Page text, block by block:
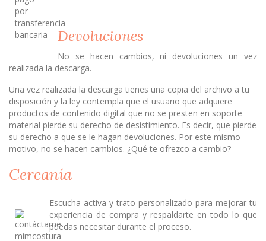
Devoluciones
No se hacen cambios, ni devoluciones un vez
realizada la descarga.
Una vez realizada la descarga tienes una copia del archivo a tu
disposición y la ley contempla que el usuario que adquiere
productos de contenido digital que no se presten en soporte
material pierde su derecho de desistimiento. Es decir, que pierde
su derecho a que se le hagan devoluciones. Por este mismo
motivo, no se hacen cambios. ¿Qué te ofrezco a cambio?
Cercanía
Escucha activa y trato personalizado para mejorar tu
experiencia de compra y respaldarte en todo lo que
puedas necesitar durante el proceso.